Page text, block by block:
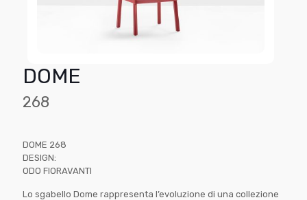
DOME
268
DOME 268
DESIGN:
ODO FIORAVANTI
Lo sgabello Dome rappresenta l’evoluzione di una collezione